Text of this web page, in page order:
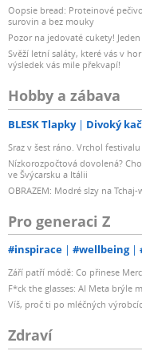
Oopsie bread: Proteinové
surovin a bez mouky
Pozor na jedovaté cukety!
Svěží letní saláty, které vás v
výsledek vás mile překvapí!
Hobby a zábava
BLESK Tlapky Divoký
Sraz v šest ráno. Vrchol
Nízkorozpočtová dovolená?
ve Švýcarsku a Itálii
OBRAZEM: Modré slzy na
Pro generaci Z
#inspirace #wellbeing
Září patří módě: Co přinese
F*ck the glasses: AI Meta brýle
Víš, proč ti po mléčných
Zdraví